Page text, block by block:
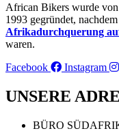
African Bikers wurde von
1993 gegründet,
Afrikadurchquerung
waren.
Facebook
Instagram
UNSERE
BÜRO